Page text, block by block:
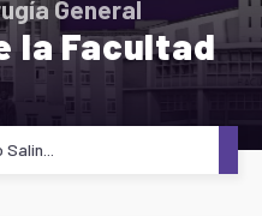
General
la Facultad